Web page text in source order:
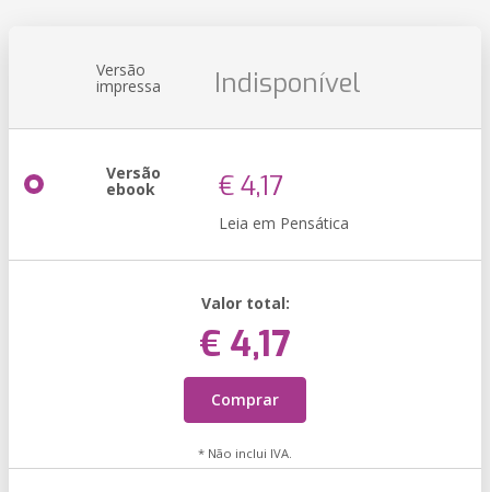
Versão
impressa Indisponível
Versão
ebook € 4,17
Leia em Pensática
Valor total:
€ 4,17
Comprar
* Não inclui IVA.